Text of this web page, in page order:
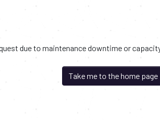
due to maintenance downtime or
Take me to the home page